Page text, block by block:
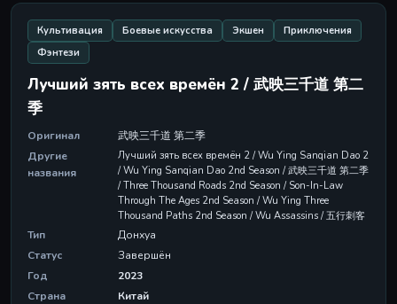
Культивация Боевые искусства Экшен
Приключения
Фэнтези
Лучший зять всех времён 2 / 武映三千道 第二
季
Оригинал
武映三千道 第二季
Другие
названия
Лучший зять всех времён 2 / Wu Ying Sanqian Dao 2
/ Wu Ying Sanqian Dao 2nd Season / 武映三千道 第二季
/ Three Thousand Roads 2nd Season / Son-In-Law
Through The Ages 2nd Season / Wu Ying Three
Thousand Paths 2nd Season / Wu Assassins / 五行刺客
Тип
Донхуа
Статус
Завершён
Год
2023
Страна
Китай